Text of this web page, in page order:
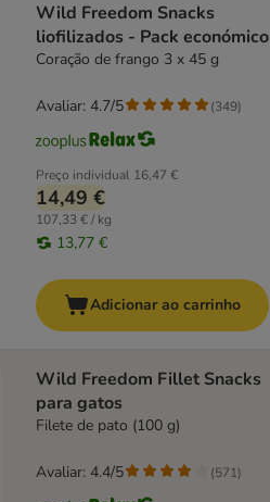
Wild Freedom Snacks
liofilizados - Pack económico
Coração de frango 3 x 45 g
Preço individual 16,47 €
14,49 €
107,33 € / kg
13,77 €
Avaliar: 4.7/5 (349)
Adicionar ao carrinho
Wild Freedom Fillet Snacks
para gatos
Filete de pato (100 g)
Avaliar: 4.4/5 (571)